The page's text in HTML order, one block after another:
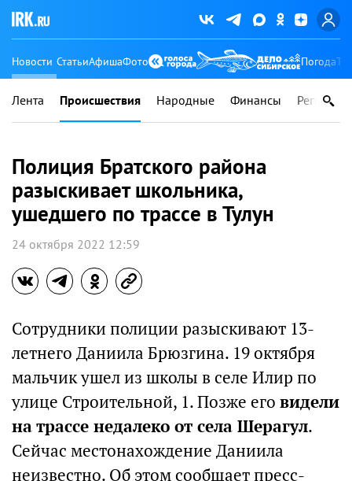
Новости СтатьиАфишаФото Погода
Лента Происшествия Народные Финансы Регионы
Полиция Братского района
разыскивает школьника,
ушедшего по трассе в Тулун
24 октября 2022 12:59
Сотрудники полиции разыскивают 13-
летнего Даниила Брюзгина. 19 октября
мальчик ушел из школы в селе Илир по
улице Строительной, 1. Позже его видели
на трассе недалеко от села Шерагул.
Сейчас местонахождение Даниила
неизвестно. Об этом сообщает пресс-